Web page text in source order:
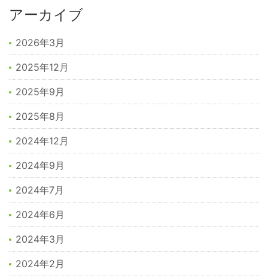
アーカイブ
2026年3月
2025年12月
2025年9月
2025年8月
2024年12月
2024年9月
2024年7月
2024年6月
2024年3月
2024年2月